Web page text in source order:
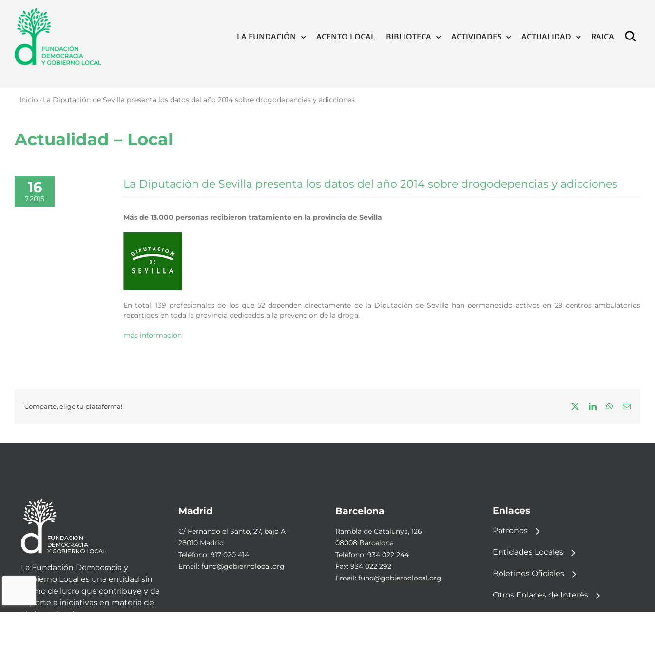
contenido
LA FUNDACIÓN ACENTO LOCAL BIBLIOTECA ACTIVIDADES ACTUALIDAD RAICA
Inicio La Diputación de Sevilla presenta los datos del año 2014 sobre drogodepencias y adicciones
Actualidad – Local
16
7,2015
La Diputación de Sevilla presenta los datos del año 2014 sobre drogodepencias y adicciones
Más de 13.000 personas recibieron tratamiento en la provincia de Sevilla
En total, 139 profesionales de los que 52 dependen directamente de la Diputación de Sevilla han permanecido activos en 29 centros ambulatorios
repartidos en toda la provincia dedicados a la prevención de la droga.
más información
Comparte, elige tu plataforma! LinkedInWhatsApp
Correo
La Fundación Democracia y
Gobierno Local es una entidad sin
ánimo de lucro que contribuye y da
soporte a iniciativas en materia de
régimen local.
Madrid
C/ Fernando el Santo, 27, bajo A
28010 Madrid
Teléfono: 917 020 414
Email: fund@gobiernolocal.org
Barcelona
Rambla de Catalunya, 126
08008 Barcelona
Teléfono: 934 022 244
Fax: 934 022 292
Email: fund@gobiernolocal.org
Enlaces
Patronos
Entidades Locales
Boletines Oficiales
Otros Enlaces de Interés